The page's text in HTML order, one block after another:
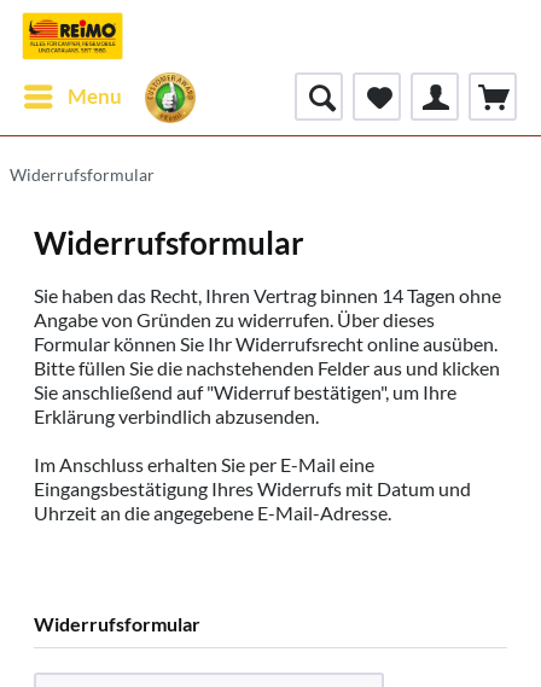
Menu
Widerrufsformular
Widerrufsformular
Sie haben das Recht, Ihren Vertrag binnen 14 Tagen ohne
Angabe von Gründen zu widerrufen. Über dieses
Formular können Sie Ihr Widerrufsrecht online ausüben.
Bitte füllen Sie die nachstehenden Felder aus und klicken
Sie anschließend auf "Widerruf bestätigen", um Ihre
Erklärung verbindlich abzusenden.
Im Anschluss erhalten Sie per E-Mail eine
Eingangsbestätigung Ihres Widerrufs mit Datum und
Uhrzeit an die angegebene E-Mail-Adresse.
Widerrufsformular